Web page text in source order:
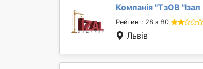
Компанія "ТзОВ "Ізал
Рейтинг: 28 з 80
Львів